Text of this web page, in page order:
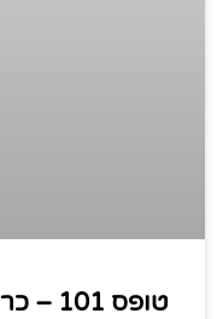
טופס 101 – כרטיס עובד הסברים למילוי